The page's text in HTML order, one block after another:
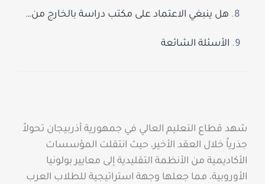
هل ينبغي الاعتماد على مكتب دراسة بالخارج من أجل القبول والتسجيل في اذربيجان؟
الأسئلة الشائعة
شهد قطاع التعليم العالي في جمهورية أذربيجان تحولاً
جذرياً خلال العقد الأخير، حيث انتقلت المؤسسات
الأكاديمية من الأنظمة التقليدية إلى معايير بولونيا
الأوروبية، مما جعلها وجهة استراتيجية للطلاب العرب